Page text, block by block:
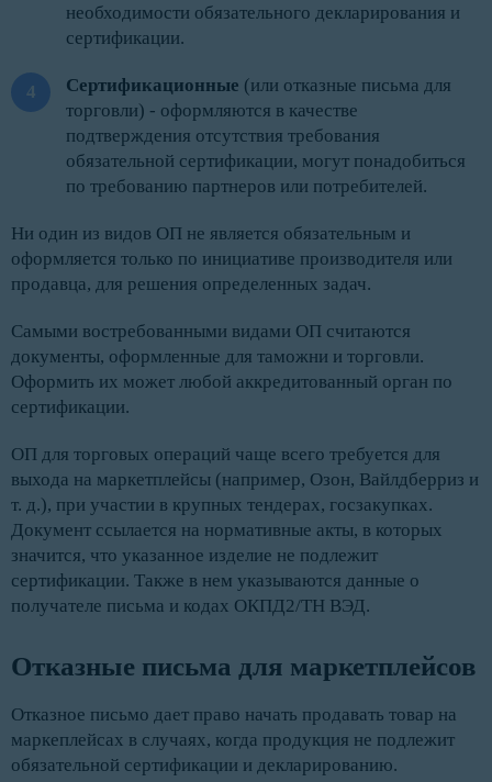
необходимости обязательного декларирования и
сертификации.
Сертификационные (или отказные письма для
торговли) - оформляются в качестве
подтверждения отсутствия требования
обязательной сертификации, могут понадобиться
по требованию партнеров или потребителей.
Ни один из видов ОП не является обязательным и
оформляется только по инициативе производителя или
продавца, для решения определенных задач.
Самыми востребованными видами ОП считаются
документы, оформленные для таможни и торговли.
Оформить их может любой аккредитованный орган по
сертификации.
ОП для торговых операций чаще всего требуется для
выхода на маркетплейсы (например, Озон, Вайлдберриз и
т. д.), при участии в крупных тендерах, госзакупках.
Документ ссылается на нормативные акты, в которых
значится, что указанное изделие не подлежит
сертификации. Также в нем указываются данные о
получателе письма и кодах ОКПД2/ТН ВЭД.
Отказные письма для маркетплейсов
Отказное письмо дает право начать продавать товар на
маркеплейсах в случаях, когда продукция не подлежит
обязательной сертификации и декларированию.